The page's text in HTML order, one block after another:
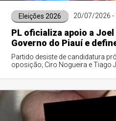
Eleições 2026 20/07/2026 -
PL oficializa apoio a
Governo do Piauí e
Partido desiste de candidatura
oposição; Ciro Nogueira e Tiago